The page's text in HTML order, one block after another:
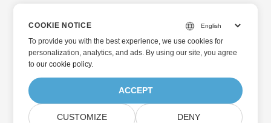
COOKIE NOTICE
To provide you with the best experience, we use cookies for
personalization, analytics, and ads. By using our site, you agree
toour cookie policy.
ACCEPT
CUSTOMIZE DENY